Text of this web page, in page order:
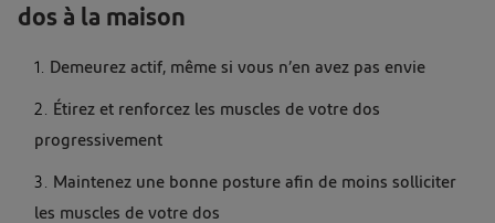
dos à la maison
Demeurez actif, même si vous n’en avez pas envie
Étirez et renforcez les muscles de votre dos
progressivement
Maintenez une bonne posture afin de moins solliciter
les muscles de votre dos